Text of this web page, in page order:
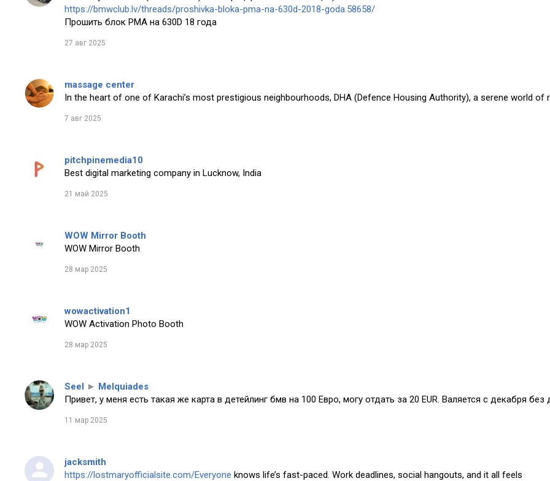
https://bmwclub.lv/threads/proshivka-bloka-pma-na-630d-2018-goda.58658/
Прошить блок PMA на 630D 18 года
27 авг 2025
massage center
In the heart of one of Karachi’s most prestigious neighbourhoods, DHA (Defence Housing Authority), a serene world of
7 авг 2025
pitchpinemedia10
Best digital marketing company in Lucknow, India
21 май 2025
WOW Mirror Booth
WOW Mirror Booth
28 мар 2025
wowactivation1
WOW Activation Photo Booth
28 мар 2025
Seel ► Melquiades
Привет, у меня есть такая же карта в детейлинг бмв на 100 Евро, могу отдать за 20 EUR. Валяется с декабря без
11 мар 2025
jacksmith
https://lostmaryofficialsite.com/Everyone knows life’s fast-paced. Work deadlines, social hangouts, and it all feels